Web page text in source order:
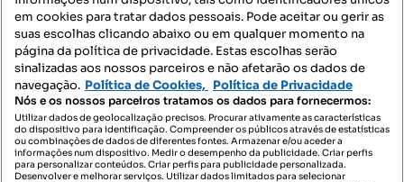
Mapa do Site
Contacte-nos
SIGA-NOS:
em cookies para tratar dados pessoais. Pode aceitar ou gerir as
suas escolhas clicando abaixo ou em qualquer momento na
página da política de privacidade. Estas escolhas serão
sinalizadas aos nossos parceiros e não afetarão os dados de
navegação. Política de Cookies, Política de Privacidade
Nós e os nossos parceiros tratamos os dados para fornecermos:
Utilizar dados de geolocalização precisos. Procurar ativamente as características
do dispositivo para identificação. Compreender os públicos através de estatísticas
ou combinações de dados de diferentes fontes. Armazenar e/ou aceder a
informações num dispositivo. Medir o desempenho da publicidade. Criar perfis
para personalizar conteúdos. Criar perfis para publicidade personalizada.
Desenvolver e melhorar serviços. Utilizar dados limitados para selecionar